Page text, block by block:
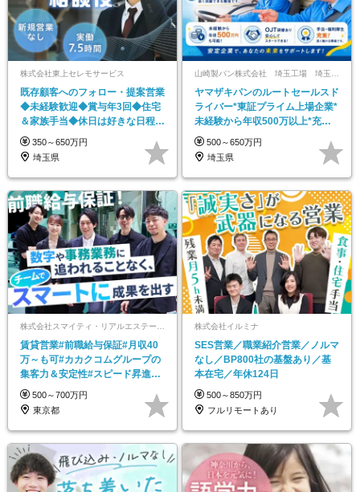
株式会社東上セレモサービス
既存顧客へのフォロー・提案営業
◆未経験歓迎◆賞与年3回◆住宅
＆家族手当◆休日は好きな日程で
OK◆残業月5h以下
350～650万円
埼玉県
ヤマザキパンのルートセールスド
ライバー*東証プライム上場企業*
未経験から年収500万以上*充実
の手当・福利厚生
500～650万円
埼玉県
賃貸営業#前職給与保証#月収40
万～も可#カカクコムグループの
集客力＆安定性#スピード昇進可
能#完全週休2日制
500～700万円
東京都
株式会社イルミナ
SES営業／職業紹介営業／ノルマ
なし／BP800社の基盤あり／基
本在宅／年休124日
500～850万円
フルリモートあり